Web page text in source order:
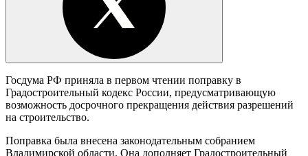
Госдума РФ приняла в первом чтении поправку в
Градостроительный кодекс России, предусматривающую
возможность досрочного прекращения действия разрешений
на строительство.
Поправка была внесена законодательным собранием
Владимирской области. Она дополняет Градостроительный